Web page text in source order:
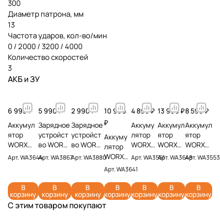
300
Диаметр патрона, мм
13
Частота ударов, кол-во/мин
0 / 2000 / 3200 / 4000
Количество скоростей
3
АКБ и ЗУ
6 990 ₽
Аккумул
ятор
WORX
WA3644
PRO 20V
Арт.WA3644
В
корзину
5 990 ₽
Зарядное
устройст
во WORX
WA3867
20V 6А
Арт.WA3867
В
корзину
2 990 ₽
Зарядное
устройст
во WORX
WA3880
20V 2А
Арт.WA3880
В
корзину
10 990
₽
Аккуму
лятор
WORX
WA3641
20V 6Ач
Арт.WA3641
В
корзину
4 890 ₽
Аккуму
лятор
WORX
WA3551
20V 2Ач
Арт.WA3551
В
корзину
13 990 ₽
Аккумул
ятор
WORX
WA3648
20V 8Ач
Арт.WA3648
В
корзину
8 590 ₽
Аккумул
ятор
WORX
WA3553
20V 4Ач
Арт.WA3553
В
корзину
С этим товаром покупают